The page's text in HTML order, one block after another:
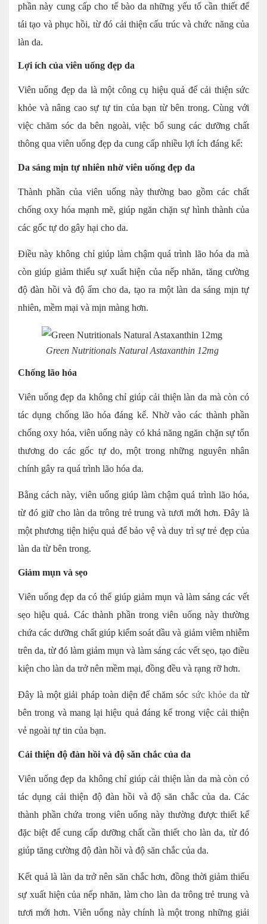
phần này cung cấp cho tế bào da những yếu tố cần thiết để
tái tạo và phục hồi, từ đó cải thiện cấu trúc và chức năng của
làn da.
Lợi ích của viên uống đẹp da
Viên uống đẹp da là một công cụ hiệu quả để cải thiện sức
khỏe và nâng cao sự tự tin của bạn từ bên trong. Cùng với
việc chăm sóc da bên ngoài, việc bổ sung các dưỡng chất
thông qua viên uống đẹp da cung cấp nhiều lợi ích đáng kể:
Da sáng mịn tự nhiên nhờ viên uống đẹp da
Thành phần của viên uống này thường bao gồm các chất
chống oxy hóa mạnh mẽ, giúp ngăn chặn sự hình thành của
các gốc tự do gây hại cho da.
Điều này không chỉ giúp làm chậm quá trình lão hóa da mà
còn giúp giảm thiểu sự xuất hiện của nếp nhăn, tăng cường
độ đàn hồi và độ ẩm cho da, tạo ra một làn da sáng mịn tự
nhiên, mềm mại và mịn màng hơn.
Green Nutritionals Natural Astaxanthin 12mg
Chống lão hóa
Viên uống đẹp da không chỉ giúp cải thiện làn da mà còn có
tác dụng chống lão hóa đáng kể. Nhờ vào các thành phần
chống oxy hóa, viên uống này có khả năng ngăn chặn sự tổn
thương do các gốc tự do, một trong những nguyên nhân
chính gây ra quá trình lão hóa da.
Bằng cách này, viên uống giúp làm chậm quá trình lão hóa,
từ đó giữ cho làn da trông trẻ trung và tươi mới hơn. Đây là
một phương tiện hiệu quả để bảo vệ và duy trì sự trẻ đẹp của
làn da từ bên trong.
Giảm mụn và sẹo
Viên uống đẹp da có thể giúp giảm mụn và làm sáng các vết
sẹo hiệu quả. Các thành phần trong viên uống này thường
chứa các dưỡng chất giúp kiểm soát dầu và giảm viêm nhiễm
trên da, từ đó làm giảm mụn và làm sáng các vết sẹo, tạo điều
kiện cho làn da trở nên mềm mại, đồng đều và rạng rỡ hơn.
Đây là một giải pháp toàn diện để chăm sóc sức khỏe da từ
bên trong và mang lại hiệu quả đáng kể trong việc cải thiện
vẻ ngoài tự tin của bạn.
Cải thiện độ đàn hồi và độ săn chắc của da
Viên uống đẹp da không chỉ giúp cải thiện làn da mà còn có
tác dụng cải thiện độ đàn hồi và độ săn chắc của da. Các
thành phần chứa trong viên uống này thường được thiết kế
đặc biệt để cung cấp dưỡng chất cần thiết cho làn da, từ đó
giúp tăng cường độ đàn hồi và độ săn chắc của da.
Kết quả là làn da trở nên săn chắc hơn, đồng thời giảm thiểu
sự xuất hiện của nếp nhăn, làm cho làn da trông trẻ trung và
tươi mới hơn. Viên uống này chính là một trong những giải